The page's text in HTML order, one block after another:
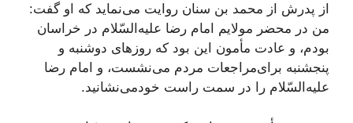
از پدرش‌ از محمد بن‌ سنان‌ روایت‌ می‌نماید كه‌ او گفت‌:
من‌ در محضر مولایم‌ امام‌ رضا علیه‌السّلام در خراسان‌
بودم‌، و عادت‌ مأمون‌ این‌ بود كه‌ روزهای‌ دوشنبه‌ و
پنجشنبه‌ برای‌مراجعات‌ مردم‌ می‌نشست‌، و امام‌ رضا
علیه‌السّلام را در سمت‌ راست‌ خودمی‌نشانید.